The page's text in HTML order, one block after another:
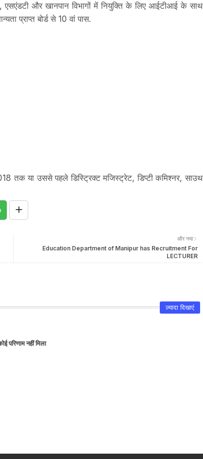
और खानपान विभागों में नियुक्ति के लिए आईटीआई के साथ
प्राप्त बोर्ड से 10 वां पास.
तक या उससे पहले डिस्ट्रिक्ट मजिस्ट्रेट, डिप्टी कमिश्नर, साउथ
और नया
Education Department of Manipur has Recruitment For
LECTURER
ज़्यादा दिखाएं
परिणाम नहीं मिला